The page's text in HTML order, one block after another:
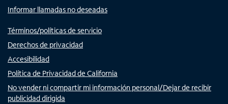
Informar llamadas no deseadas
Términos/políticas de servicio
Derechos de privacidad
Accesibilidad
Política de Privacidad de California
No vender ni compartir mi información personal/Dejar de recibir
publicidad dirigida